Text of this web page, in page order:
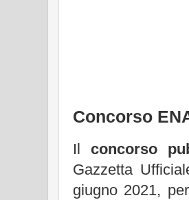
Concorso
Il concorso
Gazzetta
giugno 2021,